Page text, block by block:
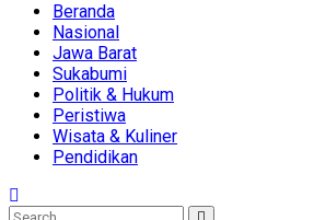
Beranda
Nasional
Jawa Barat
Sukabumi
Politik & Hukum
Peristiwa
Wisata & Kuliner
Pendidikan